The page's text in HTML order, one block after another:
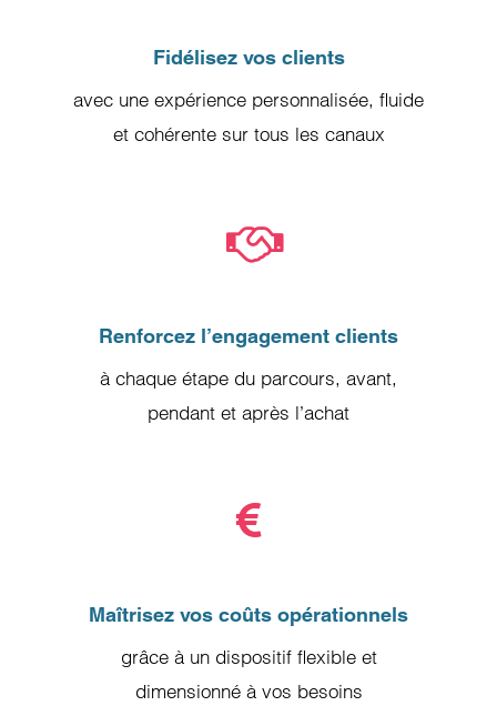
Fidélisez vos clients
avec une expérience personnalisée, fluide
et cohérente sur tous les canaux
Renforcez l’engagement clients
à chaque étape du parcours, avant,
pendant et après l’achat
Maîtrisez vos coûts opérationnels
grâce à un dispositif flexible et
dimensionné à vos besoins